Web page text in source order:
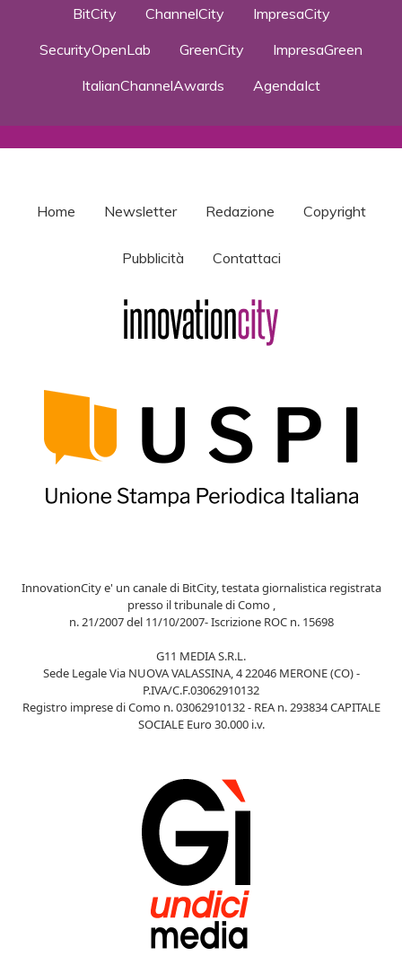
BitCity ChannelCity
ImpresaCity
SecurityOpenLab
GreenCity
ImpresaGreen
ItalianChannelAwards
AgendaIct
Home Newsletter Redazione Copyright
Pubblicità Contattaci
InnovationCity e' un canale di BitCity, testata giornalistica registrata
presso il tribunale di Como ,
n. 21/2007 del 11/10/2007- Iscrizione ROC n. 15698
G11 MEDIA S.R.L.
Sede Legale Via NUOVA VALASSINA, 4 22046 MERONE (CO) -
P.IVA/C.F.03062910132
Registro imprese di Como n. 03062910132 - REA n. 293834 CAPITALE
SOCIALE Euro 30.000 i.v.